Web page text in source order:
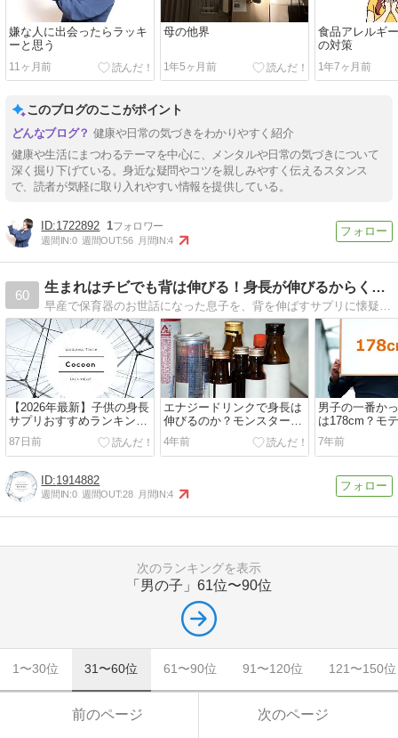
嫌な人に出会ったらラッキ
ーと思う
11ヶ月前
母の他界
1年5ヶ月前
食品アレルギ
の対策
1年7ヶ月前
このブログのここがポイント
健康や日常の気づきをわかりやすく紹介
健康や生活にまつわるテーマを中心に、メンタルや日常の気づきについて
深く掘り下げている。身近な疑問やコツを親しみやすく伝えるスタンス
で、読者が気軽に取り入れやすい情報を提供している。
1722892 1
週間IN:0 週間OUT:56 月間IN:4
60
生まれはチビでも背は伸びる！身長が伸びるからくりブログ |…
【2026年最新】子供の身長
サプリおすすめランキング
7選｜成分・価格を徹底比
較
87日前
エナジードリンクで身長は
伸びるのか？モンスターエ
ナジーが最強？
4年前
男子の一番か
は178cm？モ
は別だけど
7年前
1914882
週間IN:0 週間OUT:28 月間IN:4
次のランキングを表示
「男の子」 61位〜90位
1〜30位 31〜60位 61〜90位 91〜120位 121〜150位
前のページ 次のページ